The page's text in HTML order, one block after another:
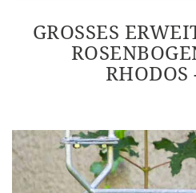
GROSSES
HODOS -